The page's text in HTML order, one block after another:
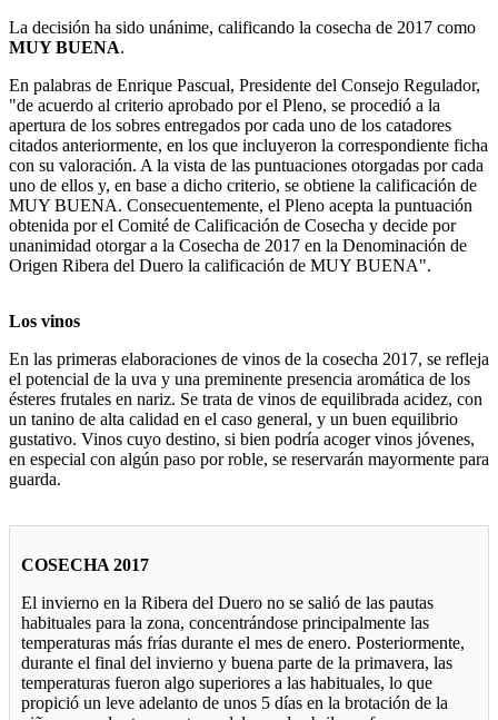
La decisión ha sido unánime, calificando la cosecha de 2017 como
MUY BUENA.
En palabras de Enrique Pascual, Presidente del Consejo Regulador,
"de acuerdo al criterio aprobado por el Pleno, se procedió a la
apertura de los sobres entregados por cada uno de los catadores
citados anteriormente, en los que incluyeron la correspondiente ficha
con su valoración. A la vista de las puntuaciones otorgadas por cada
uno de ellos y, en base a dicho criterio, se obtiene la calificación de
MUY BUENA. Consecuentemente, el Pleno acepta la puntuación
obtenida por el Comité de Calificación de Cosecha y decide por
unanimidad otorgar a la Cosecha de 2017 en la Denominación de
Origen Ribera del Duero la calificación de MUY BUENA".
Los vinos
En las primeras elaboraciones de vinos de la cosecha 2017, se refleja
el potencial de la uva y una preminente presencia aromática de los
ésteres frutales en nariz. Se trata de vinos de equilibrada acidez, con
un tanino de alta calidad en el caso general, y un buen equilibrio
gustativo. Vinos cuyo destino, si bien podría acoger vinos jóvenes,
en especial con algún paso por roble, se reservarán mayormente para
guarda.
COSECHA 2017
El invierno en la Ribera del Duero no se salió de las pautas
habituales para la zona, concentrándose principalmente las
temperaturas más frías durante el mes de enero. Posteriormente,
durante el final del invierno y buena parte de la primavera, las
temperaturas fueron algo superiores a las habituales, lo que
propició un leve adelanto de unos 5 días en la brotación de la